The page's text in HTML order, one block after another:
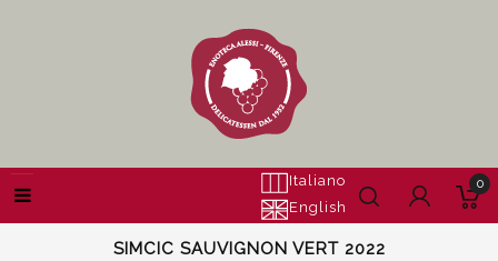
Italiano
English
0
SIMCIC SAUVIGNON VERT 2022